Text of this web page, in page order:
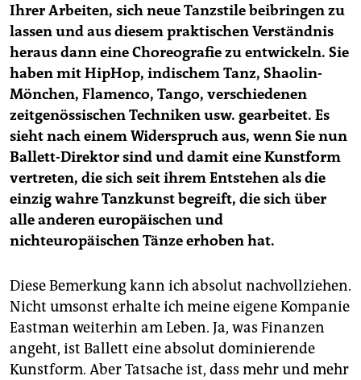
Ihrer Arbeiten, sich neue Tanzstile beibringen zu
lassen und aus diesem praktischen Verständnis
heraus dann eine Choreografie zu entwickeln. Sie
haben mit HipHop, indischem Tanz, Shaolin-
Mönchen, Flamenco, Tango, verschiedenen
zeitgenössischen Techniken usw. gearbeitet. Es
sieht nach einem Widerspruch aus, wenn Sie nun
Ballett-Direktor sind und damit eine Kunstform
vertreten, die sich seit ihrem Entstehen als die
einzig wahre Tanzkunst begreift, die sich über
alle anderen europäischen und
nichteuropäischen Tänze erhoben hat.
Diese Bemerkung kann ich absolut nachvollziehen.
Nicht umsonst erhalte ich meine eigene Kompanie
Eastman weiterhin am Leben. Ja, was Finanzen
angeht, ist Ballett eine absolut dominierende
Kunstform. Aber Tatsache ist, dass mehr und mehr